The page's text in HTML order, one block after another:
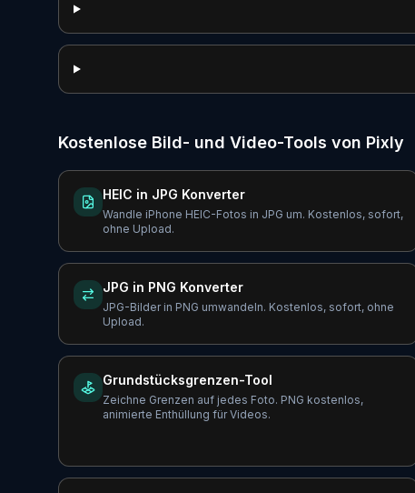
Kostenlose Bild- und Video-Tools von Pixly
HEIC in JPG Konverter
Wandle iPhone HEIC-Fotos in JPG um. Kostenlos, sofort,
ohne Upload.
JPG in PNG Konverter
JPG-Bilder in PNG umwandeln. Kostenlos, sofort, ohne
Upload.
Grundstücksgrenzen-Tool
Zeichne Grenzen auf jedes Foto. PNG kostenlos,
animierte Enthüllung für Videos.